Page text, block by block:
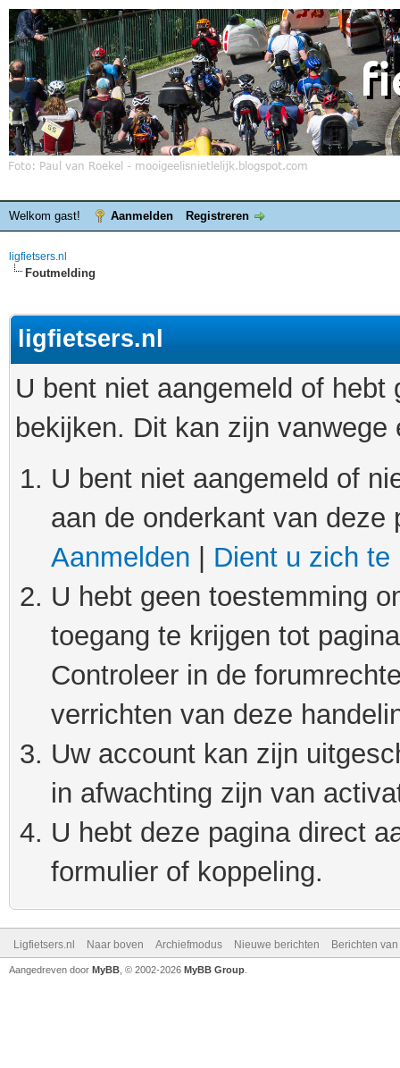
Welkom gast! Aanmelden Registreren
ligfietsers.nl
Foutmelding
ligfietsers.nl
U bent niet aangemeld of
bekijken. Dit kan zijn
U bent niet aangemeld of
aan de onderkant van
Aanmelden
Dient u zich te
U hebt geen toestemming
toegang te krijgen tot
Controleer in de
verrichten van deze
Uw account kan zijn
in afwachting zijn van
U hebt deze pagina direct
formulier of koppeling.
Ligfietsers.nl Naar boven Archiefmodus Nieuwe berichten Berichten
Aangedreven door MyBB , © 2002-2026 MyBB Group